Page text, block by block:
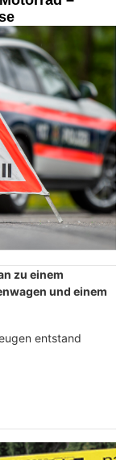
zu einem
und einem
entstand